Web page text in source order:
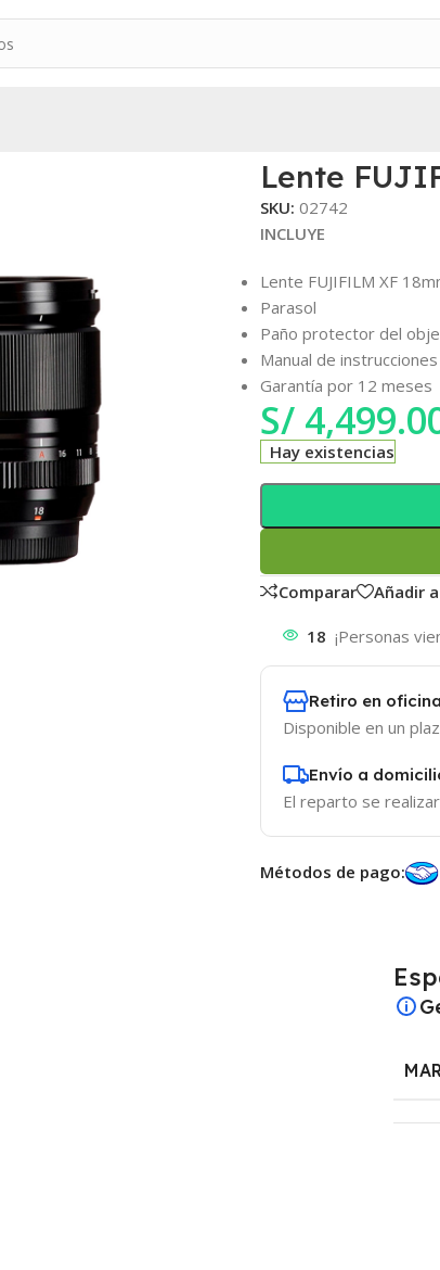
Lente
SKU: 02742
INCLUYE
Lente FUJIFILM XF
Parasol
Paño protector del
Manual de instrucciones
Garantía por 12 meses
S/
Hay existencias
Comparar Añadir
18 ¡Personas
Retiro en oficina
Disponible en un
Envío a
El reparto se
Métodos de pago: